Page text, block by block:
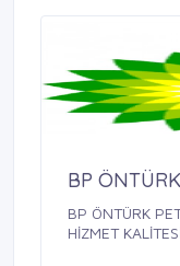
BP
BP ÖNTÜRK
HİZMET